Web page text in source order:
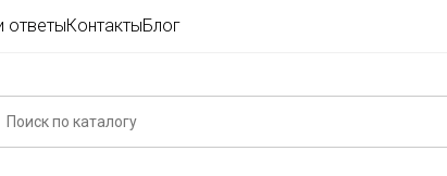
ответыКонтактыБлог